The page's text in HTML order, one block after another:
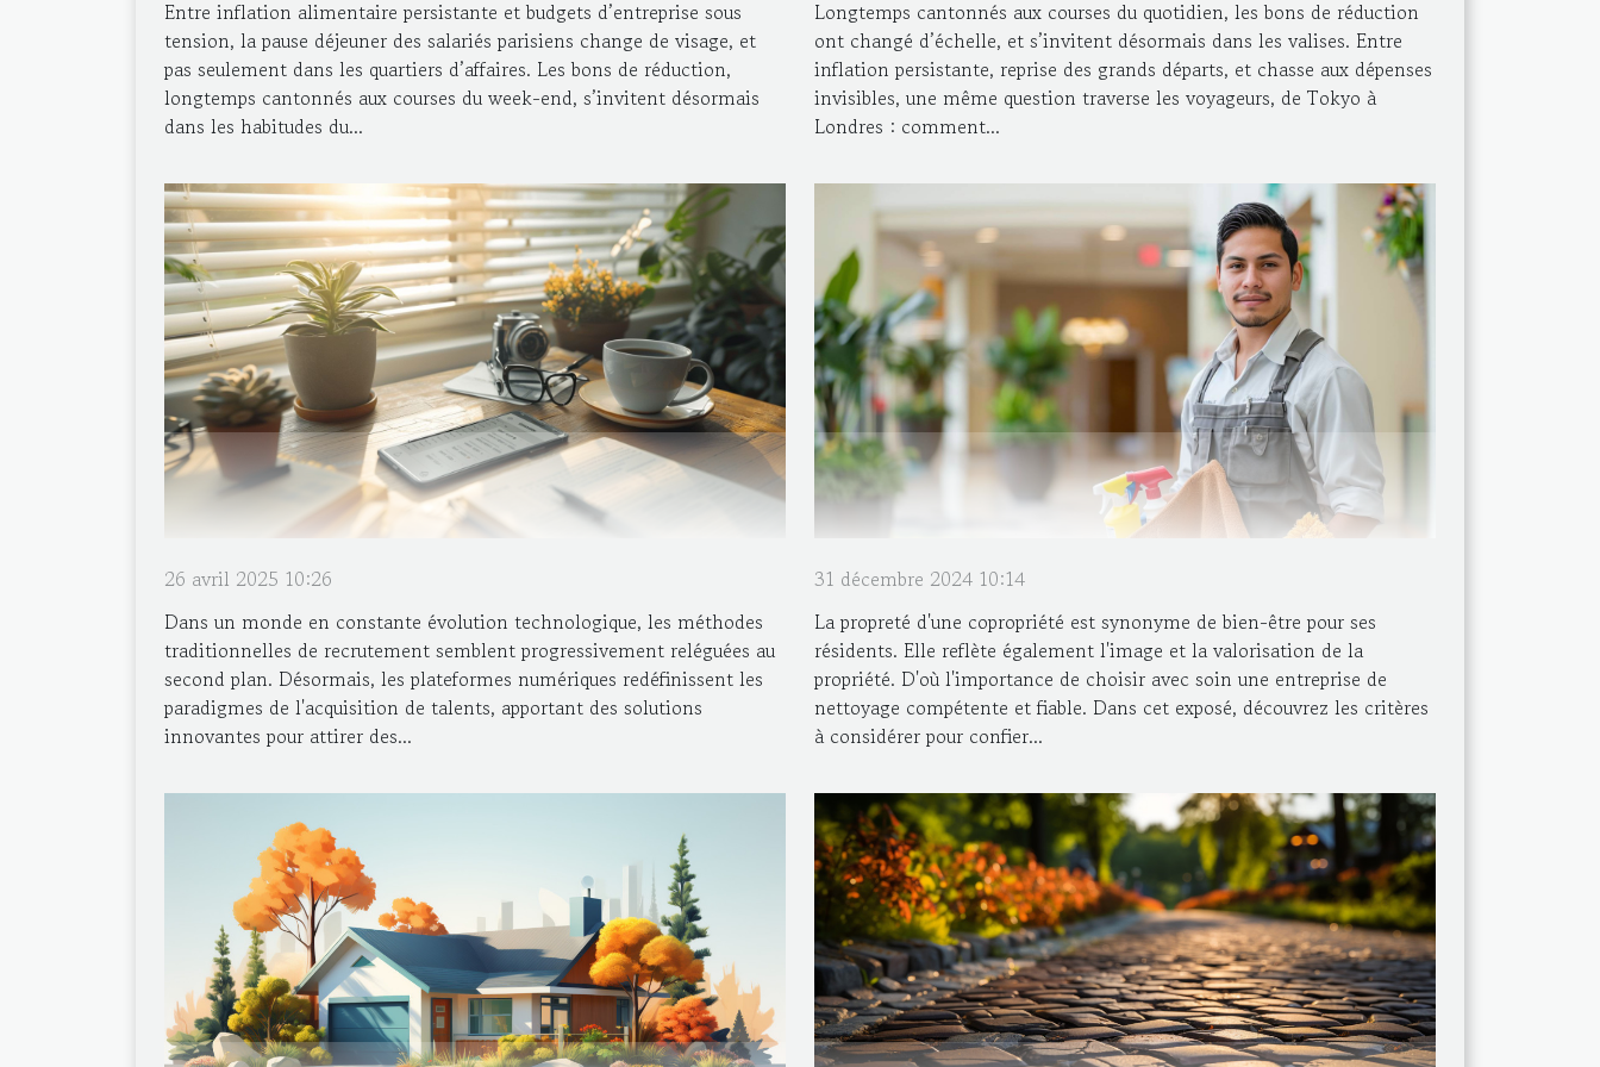
Entre inflation alimentaire persistante et budgets d’entreprise sous
tension, la pause déjeuner des salariés parisiens change de visage, et
pas seulement dans les quartiers d’affaires. Les bons de réduction,
longtemps cantonnés aux courses du week-end, s’invitent désormais
dans les habitudes du...
Longtemps cantonnés aux courses du quotidien, les bons de réduction
ont changé d’échelle, et s’invitent désormais dans les valises. Entre
inflation persistante, reprise des grands départs, et chasse aux dépenses
invisibles, une même question traverse les voyageurs, de Tokyo à
Londres : comment...
26 avril 2025 10:26
Dans un monde en constante évolution technologique, les méthodes
traditionnelles de recrutement semblent progressivement reléguées au
second plan. Désormais, les plateformes numériques redéfinissent les
paradigmes de l'acquisition de talents, apportant des solutions
innovantes pour attirer des...
31 décembre 2024 10:14
La propreté d'une copropriété est synonyme de bien-être pour ses
résidents. Elle reflète également l'image et la valorisation de la
propriété. D'où l'importance de choisir avec soin une entreprise de
nettoyage compétente et fiable. Dans cet exposé, découvrez les critères
à considérer pour confier...